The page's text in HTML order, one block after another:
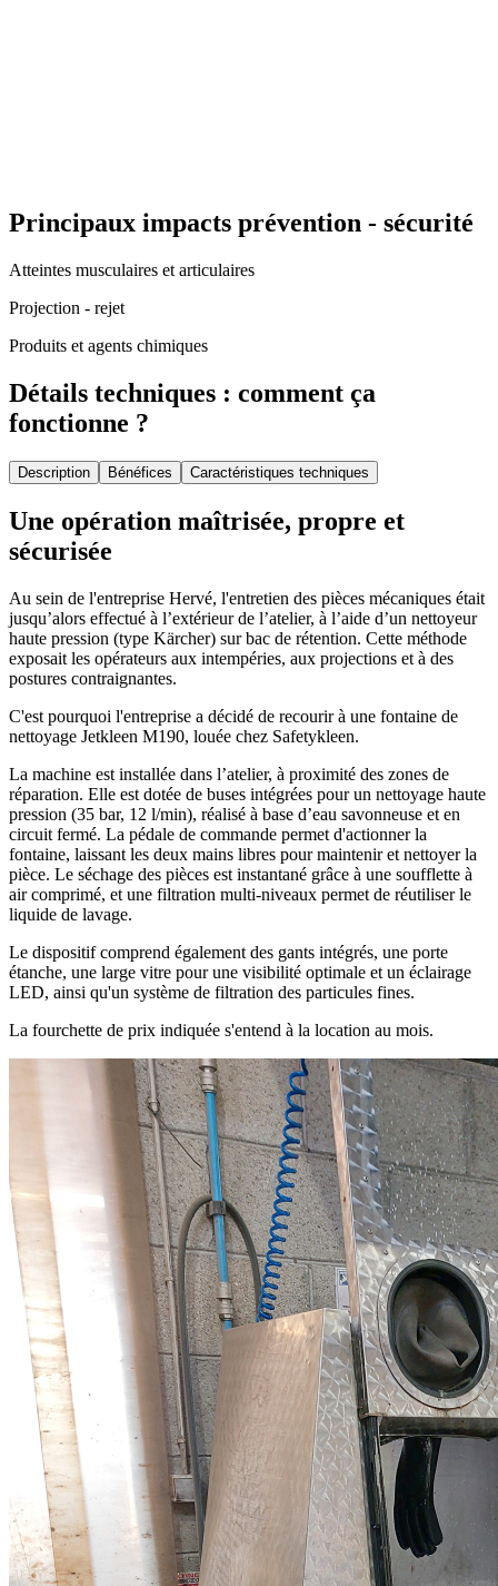
Principaux impacts prévention - sécurité
Atteintes musculaires et articulaires
Projection - rejet
Produits et agents chimiques
Détails techniques : comment ça
fonctionne ?
Description Bénéfices Caractéristiques techniques
Une opération maîtrisée, propre et
sécurisée
Au sein de l'entreprise Hervé, l'entretien des pièces mécaniques était
jusqu’alors effectué à l’extérieur de l’atelier, à l’aide d’un nettoyeur
haute pression (type Kärcher) sur bac de rétention. Cette méthode
exposait les opérateurs aux intempéries, aux projections et à des
postures contraignantes.
C'est pourquoi l'entreprise a décidé de recourir à une fontaine de
nettoyage Jetkleen M190, louée chez Safetykleen.
La machine est installée dans l’atelier, à proximité des zones de
réparation. Elle est dotée de buses intégrées pour un nettoyage haute
pression (35 bar, 12 l/min), réalisé à base d’eau savonneuse et en
circuit fermé. La pédale de commande permet d'actionner la
fontaine, laissant les deux mains libres pour maintenir et nettoyer la
pièce. Le séchage des pièces est instantané grâce à une soufflette à
air comprimé, et une filtration multi-niveaux permet de réutiliser le
liquide de lavage.
Le dispositif comprend également des gants intégrés, une porte
étanche, une large vitre pour une visibilité optimale et un éclairage
LED, ainsi qu'un système de filtration des particules fines.
La fourchette de prix indiquée s'entend à la location au mois.